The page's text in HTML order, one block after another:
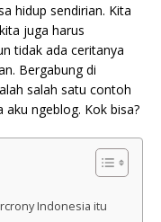
hidup sendirian. Kita
juga harus
tidak ada ceritanya
Bergabung di
salah satu contoh
ngeblog. Kok bisa?
Indonesia itu